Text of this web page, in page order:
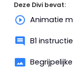
Deze Divi bevat:
Animatie
B1